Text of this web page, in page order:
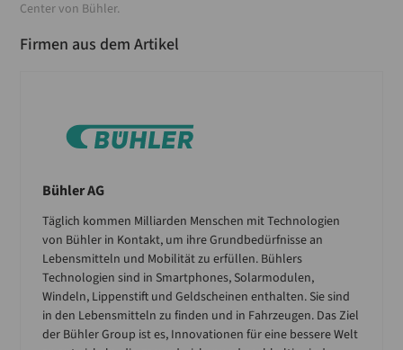
Center von Bühler.
Firmen aus dem Artikel
Bühler AG
Täglich kommen Milliarden Menschen mit Technologien
von Bühler in Kontakt, um ihre Grundbedürfnisse an
Lebensmitteln und Mobilität zu erfüllen. Bühlers
Technologien sind in Smartphones, Solarmodulen,
Windeln, Lippenstift und Geldscheinen enthalten. Sie sind
in den Lebensmitteln zu finden und in Fahrzeugen. Das Ziel
der Bühler Group ist es, Innovationen für eine bessere Welt